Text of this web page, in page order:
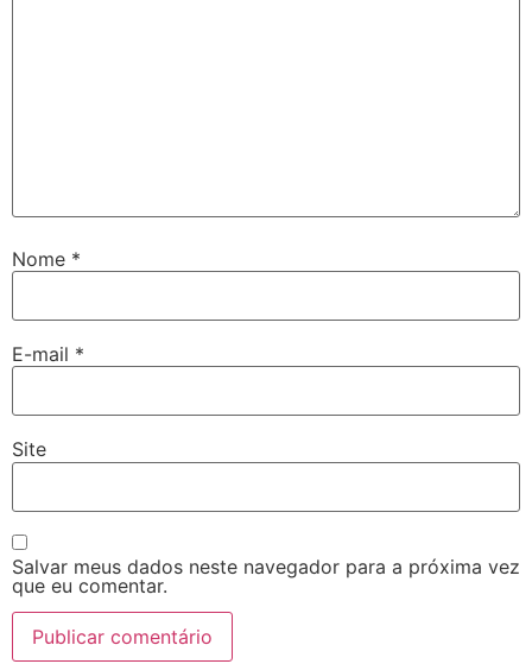
Nome *
E-mail *
Site
Salvar meus dados neste navegador para a próxima vez
que eu comentar.